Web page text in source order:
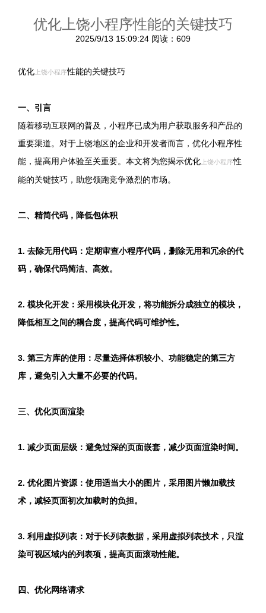
优化上饶小程序性能的关键技巧
2025/9/13 15:09:24 阅读：609
优化 上饶小程序性能的关键技巧
一、引言
随着移动互联网的普及，小程序已成为用户获取服务和产品的
重要渠道。对于上饶地区的企业和开发者而言，优化小程序性
能，提高用户体验至关重要。本文将为您揭示优化 上饶小程序性
能的关键技巧，助您领跑竞争激烈的市场。
二、精简代码，降低包体积
1. 去除无用代码：定期审查小程序代码，删除无用和冗余的代
码，确保代码简洁、高效。
2. 模块化开发：采用模块化开发，将功能拆分成独立的模块，
降低相互之间的耦合度，提高代码可维护性。
3. 第三方库的使用：尽量选择体积较小、功能稳定的第三方
库，避免引入大量不必要的代码。
三、优化页面渲染
1. 减少页面层级：避免过深的页面嵌套，减少页面渲染时间。
2. 优化图片资源：使用适当大小的图片，采用图片懒加载技
术，减轻页面初次加载时的负担。
3. 利用虚拟列表：对于长列表数据，采用虚拟列表技术，只渲
染可视区域内的列表项，提高页面滚动性能。
四、优化网络请求